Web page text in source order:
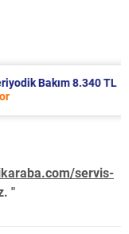
8.340 TL
servis-
"